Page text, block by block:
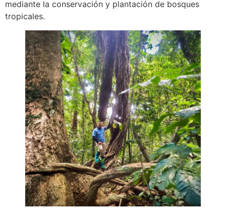
mediante la conservación y plantación de bosques
tropicales.